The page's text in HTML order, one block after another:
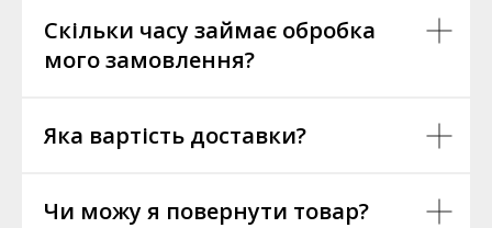
Скільки часу займає обробка
мого замовлення?
Яка вартість доставки?
Чи можу я повернути товар?